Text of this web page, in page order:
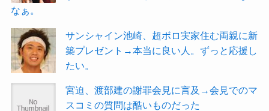
なぁ。
サンシャイン池崎、超ボロ実家住む両親に新
築プレゼント→本当に良い人。ずっと応援し
たい。
宮迫、渡部建の謝罪会見に言及→会見でのマ
スコミの質問は酷いものだった